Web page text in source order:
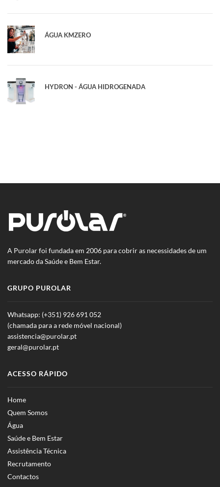
ÁGUA KMZERO
HYDRON - ÁGUA HIDROGENADA
A Purolar foi fundada em 2006 para cobrir as necessidades de um
mercado da Saúde e Bem Estar.
GRUPO PUROLAR
Whatsapp: (+351) 926 691 052
(chamada para a rede móvel nacional)
assistencia@purolar.pt
geral@purolar.pt
ACESSO RÁPIDO
Home
Quem Somos
Água
Saúde e Bem Estar
Assistência Técnica
Recrutamento
Contactos